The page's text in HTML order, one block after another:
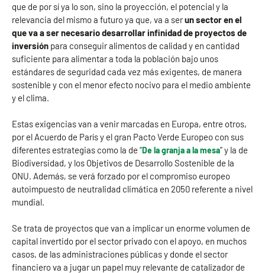
que de por sí ya lo son, sino la proyección, el potencial y la
relevancia del mismo a futuro ya que, va a serun sector en el
que va a ser necesario desarrollar infinidad de proyectos de
inversión para conseguir alimentos de calidad y en cantidad
suficiente para alimentar a toda la población bajo unos
estándares de seguridad cada vez más exigentes, de manera
sostenible y con el menor efecto nocivo para el medio ambiente
y el clima.
Estas exigencias van a venir marcadas en Europa, entre otros,
por el Acuerdo de París y el gran Pacto Verde Europeo con sus
diferentes estrategias como la de “De la granja a la mesa” y la de
Biodiversidad, y los Objetivos de Desarrollo Sostenible de la
ONU. Además, se verá forzado por el compromiso europeo
autoimpuesto de neutralidad climática en 2050 referente a nivel
mundial.
Se trata de proyectos que van a implicar un enorme volumen de
capital invertido por el sector privado con el apoyo, en muchos
casos, de las administraciones públicas y donde el sector
financiero va a jugar un papel muy relevante de catalizador de